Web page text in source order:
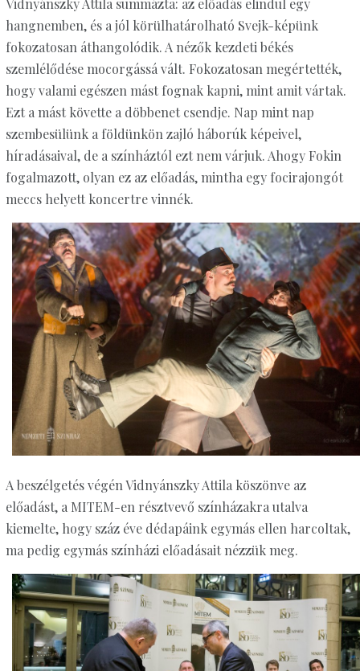
Vidnyánszky Attila summázta: az előadás elindul egy
hangnemben, és a jól körülhatárolható Svejk-képünk
fokozatosan áthangolódik. A nézők kezdeti békés
szemlélődése mocorgássá vált. Fokozatosan megértették,
hogy valami egészen mást fognak kapni, mint amit vártak.
Ezt a mást követte a döbbenet csendje. Nap mint nap
szembesülünk a földünkön zajló háborúk képeivel,
híradásaival, de a színháztól ezt nem várjuk. Ahogy Fokin
fogalmazott, olyan ez az előadás, mintha egy focirajongót
meccs helyett koncertre vinnék.
A beszélgetés végén Vidnyánszky Attila köszönve az
előadást, a MITEM-en résztvevő színházakra utalva
kiemelte, hogy száz éve dédapáink egymás ellen harcoltak,
ma pedig egymás színházi előadásait nézzük meg.